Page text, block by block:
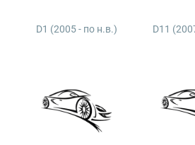
D1 (2005 - по н.в.) D11